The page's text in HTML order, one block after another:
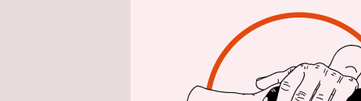
Beamten
die
Twitter